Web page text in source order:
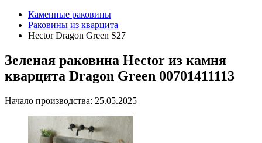
Каменные раковины
Раковины из кварцита
Hector Dragon Green S27
Зеленая раковина Hector из камня
кварцита Dragon Green 00701411113
Начало производства: 25.05.2025